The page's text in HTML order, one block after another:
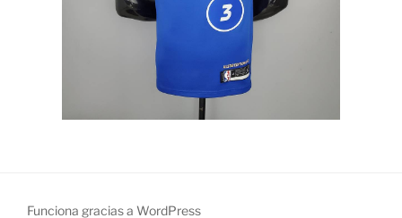
Funciona gracias a WordPress